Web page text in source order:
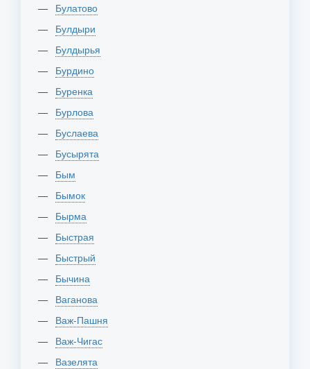
Булатово
Булдыри
Булдырья
Бурдино
Буренка
Бурлова
Буслаева
Бусырята
Бым
Бымок
Бырма
Быстрая
Быстрый
Бычина
Ваганова
Важ-Пашня
Важ-Чигас
Вазелята